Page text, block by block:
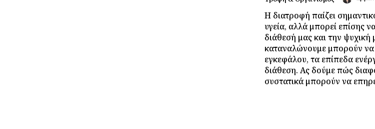
Η διατροφή παίζει
υγεία, αλλά μπορεί επίσης
διάθεσή μας και την
καταναλώνουμε μπορούν
εγκεφάλου, τα επίπεδα
διάθεση. Ας δούμε πώς
συστατικά μπορούν να